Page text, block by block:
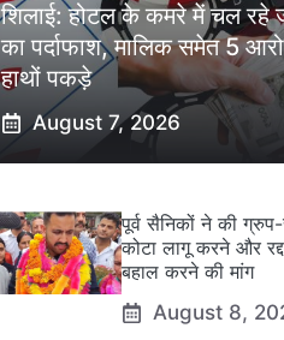
शिलाई: होटल के कमरे में चल
का पर्दाफाश, मालिक समेत 5
हाथों पकड़े
August 7, 2026
पूर्व सैनिकों ने की
कोटा लागू करने और
बहाल करने की मांग
August 8,